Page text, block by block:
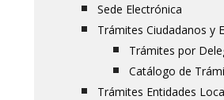
Sede Electrónica
Trámites Ciudadanos y
Trámites por
Catálogo de
Trámites Entidades